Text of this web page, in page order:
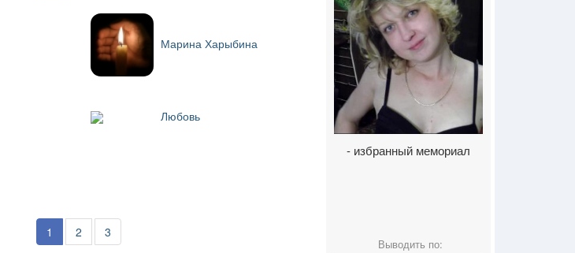
Марина Харыбина
Любовь
1 2 3
- избранный мемориал
Выводить по: